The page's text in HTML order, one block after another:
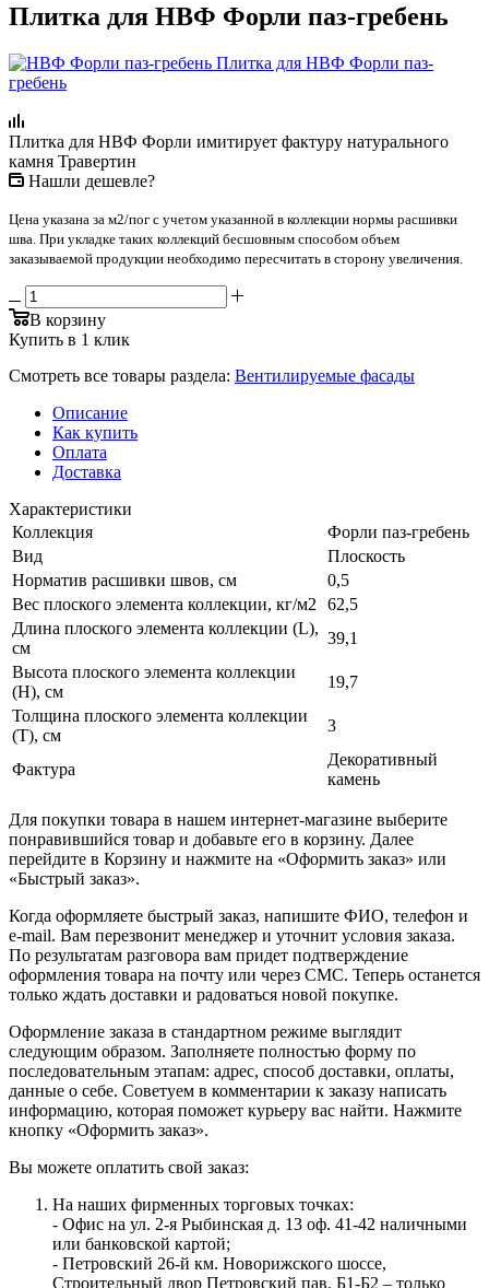
Плитка для НВФ Форли паз-гребень
Плитка для НВФ Форли имитирует фактуру натурального
камня Травертин
Нашли дешевле?
Цена указана за м2/пог с учетом указанной в коллекции нормы расшивки
шва. При укладке таких коллекций бесшовным способом объем
заказываемой продукции необходимо пересчитать в сторону увеличения.
В корзину
Купить в 1 клик
Смотреть все товары раздела: Вентилируемые фасады
Описание
Как купить
Оплата
Доставка
Характеристики
Коллекция
Форли паз-гребень
Вид
Плоскость
Норматив расшивки швов, см
0,5
Вес плоского элемента коллекции, кг/м2
62,5
Длина плоского элемента коллекции (L),
см
39,1
Высота плоского элемента коллекции
(H), см
19,7
Толщина плоского элемента коллекции
(T), см
3
Фактура
Декоративный
камень
Для покупки товара в нашем интернет-магазине выберите
понравившийся товар и добавьте его в корзину. Далее
перейдите в Корзину и нажмите на «Оформить заказ» или
«Быстрый заказ».
Когда оформляете быстрый заказ, напишите ФИО, телефон и
e-mail. Вам перезвонит менеджер и уточнит условия заказа.
По результатам разговора вам придет подтверждение
оформления товара на почту или через СМС. Теперь останется
только ждать доставки и радоваться новой покупке.
Оформление заказа в стандартном режиме выглядит
следующим образом. Заполняете полностью форму по
последовательным этапам: адрес, способ доставки, оплаты,
данные о себе. Советуем в комментарии к заказу написать
информацию, которая поможет курьеру вас найти. Нажмите
кнопку «Оформить заказ».
Вы можете оплатить свой заказ:
На наших фирменных торговых точках:
- Офис на ул. 2-я Рыбинская д. 13 оф. 41-42 наличными
или банковской картой;
- Петровский 26-й км. Новорижского шоссе,
Строительный двор Петровский пав. Б1-Б2 – только